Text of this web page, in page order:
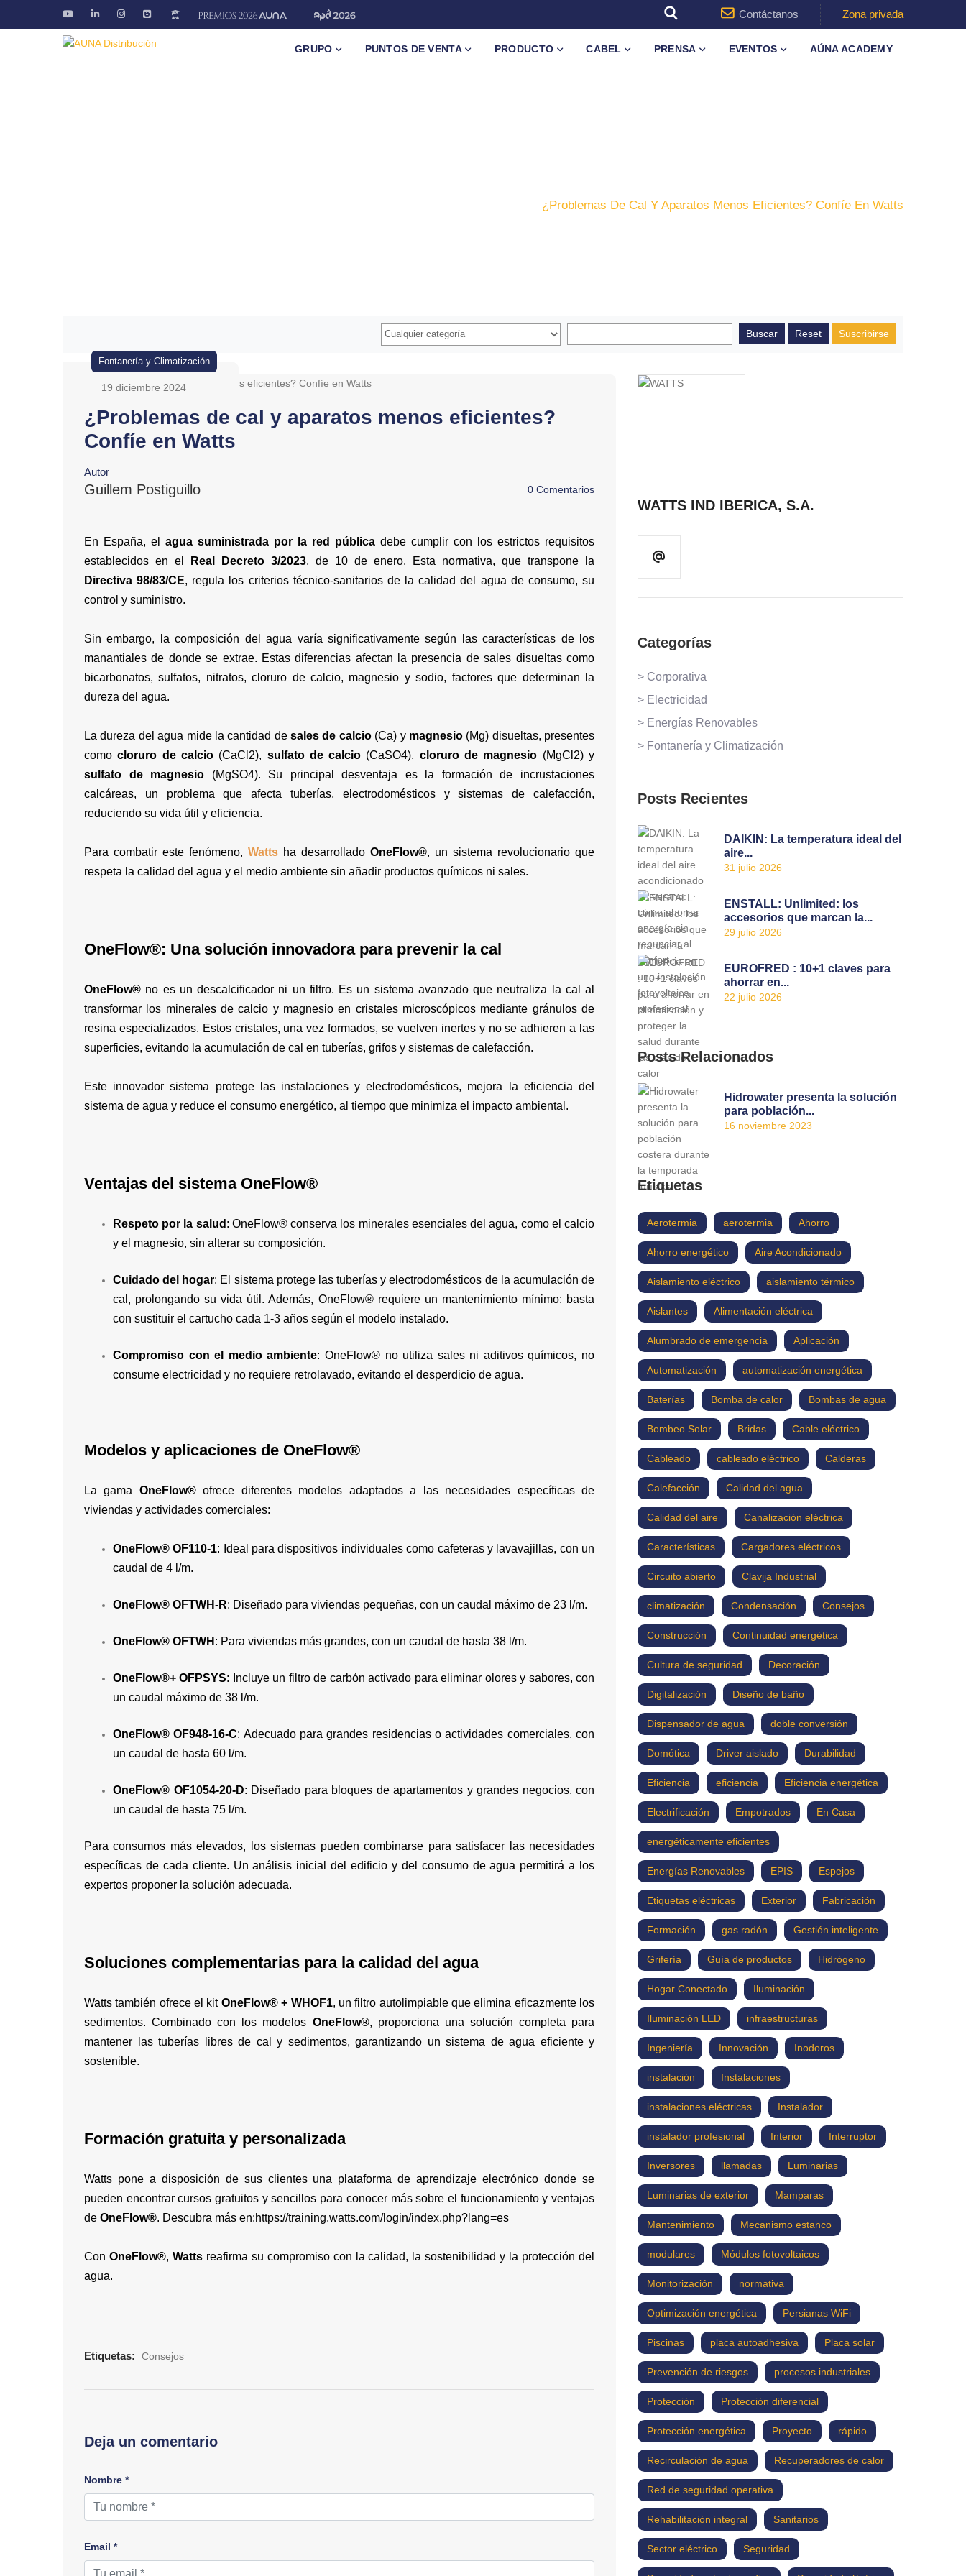
Contáctanos Zona privada
GRUPO PUNTOS DE VENTA PRODUCTO CABEL PRENSA EVENTOS AÚNA ACADEMY
¿Problemas De Cal Y Aparatos Menos Eficientes? Confíe En Watts
Suscribirse
Fontanería y Climatización
19 diciembre 2024
¿Problemas de cal y aparatos menos eficientes?
Confíe en Watts
Autor
Guillem Postiguillo 0 Comentarios
En España, el agua suministrada por la red pública debe cumplir con los estrictos requisitos
establecidos en el
Real Decreto 3/2023, de 10 de enero. Esta normativa, que transpone la
Directiva 98/83/CE, regula los criterios técnico-sanitarios de la calidad del agua de consumo, su
control y suministro.
Sin embargo, la composición del agua varía significativamente según las características de los
manantiales de donde se extrae. Estas diferencias afectan la presencia de sales disueltas como
bicarbonatos, sulfatos, nitratos, cloruro de calcio, magnesio y sodio, factores que determinan la
dureza del agua.
La dureza del agua mide la cantidad desales de calcio (Ca) y magnesio(Mg) disueltas, presentes
comocloruro de calcio (CaCl2), sulfato de calcio (CaSO4), cloruro de magnesio (MgCl2) y
sulfato de magnesio (MgSO4). Su principal desventaja es la formación de incrustaciones
calcáreas, un problema que afecta tuberías, electrodomésticos y sistemas de calefacción,
reduciendo su vida útil y eficiencia.
Para combatir este fenómeno, Watts ha desarrollado OneFlow®, un sistema revolucionario que
respeta la calidad del agua y el medio ambiente sin añadir productos químicos ni sales.
OneFlow®: Una solución innovadora para prevenir la cal
OneFlow® no es un descalcificador ni un filtro. Es un sistema avanzado que neutraliza la cal al
transformar los minerales de calcio y magnesio en cristales microscópicos mediante gránulos de
resina especializados. Estos cristales, una vez formados, se vuelven inertes y no se adhieren a las
superficies, evitando la acumulación de cal en tuberías, grifos y sistemas de calefacción.
Este innovador sistema protege las instalaciones y electrodomésticos, mejora la eficiencia del
sistema de agua y reduce el consumo energético, al tiempo que minimiza el impacto ambiental.
Ventajas del sistema OneFlow®
Respeto por la salud : OneFlow® conserva los minerales esenciales del agua, como el calcio
y el magnesio, sin alterar su composición.
Cuidado del hogar: El sistema protege las tuberías y electrodomésticos de la acumulación de
cal, prolongando su vida útil. Además, OneFlow® requiere un mantenimiento mínimo: basta
con sustituir el cartucho cada 1-3 años según el modelo instalado.
Compromiso con el medio ambiente: OneFlow® no utiliza sales ni aditivos químicos, no
consume electricidad y no requiere retrolavado, evitando el desperdicio de agua.
Modelos y aplicaciones de OneFlow®
La gama OneFlow®ofrece diferentes modelos adaptados a las necesidades específicas de
viviendas y actividades comerciales:
OneFlow® OF110-1: Ideal para dispositivos individuales como cafeteras y lavavajillas, con un
caudal de 4 l/m.
OneFlow® OFTWH-R: Diseñado para viviendas pequeñas, con un caudal máximo de 23 l/m.
OneFlow® OFTWH : Para viviendas más grandes, con un caudal de hasta 38 l/m.
OneFlow®+ OFPSYS: Incluye un filtro de carbón activado para eliminar olores y sabores, con
un caudal máximo de 38 l/m.
OneFlow® OF948-16-C: Adecuado para grandes residencias o actividades comerciales, con
un caudal de hasta 60 l/m.
OneFlow® OF1054-20-D: Diseñado para bloques de apartamentos y grandes negocios, con
un caudal de hasta 75 l/m.
Para consumos más elevados, los sistemas pueden combinarse para satisfacer las necesidades
específicas de cada cliente. Un análisis inicial del edificio y del consumo de agua permitirá a los
expertos proponer la solución adecuada.
Soluciones complementarias para la calidad del agua
Watts también ofrece el kit OneFlow® + WHOF1, un filtro autolimpiable que elimina eficazmente los
sedimentos. Combinado con los modelos OneFlow®, proporciona una solución completa para
mantener las tuberías libres de cal y sedimentos, garantizando un sistema de agua eficiente y
sostenible.
Formación gratuita y personalizada
Watts pone a disposición de sus clientes una plataforma de aprendizaje electrónico donde se
pueden encontrar cursos gratuitos y sencillos para conocer más sobre el funcionamiento y ventajas
de OneFlow®. Descubra más en:https://training.watts.com/login/index.php?lang=es
Con OneFlow®, Watts reafirma su compromiso con la calidad, la sostenibilidad y la protección del
agua.
Etiquetas: Consejos
Deja un comentario
Nombre *
Email *
WATTS IND IBERICA, S.A.
Categorías
> Corporativa
> Electricidad
> Energías Renovables
> Fontanería y Climatización
Posts Recientes
DAIKIN: La temperatura ideal del
aire...
31 julio 2026
ENSTALL: Unlimited: los
accesorios que marcan la...
29 julio 2026
EUROFRED : 10+1 claves para
ahorrar en...
22 julio 2026
Posts Relacionados
Hidrowater presenta la solución
para población...
16 noviembre 2023
Etiquetas
Aerotermia aerotermia Ahorro
Ahorro energético Aire Acondicionado
Aislamiento eléctrico aislamiento térmico
Aislantes Alimentación eléctrica
Alumbrado de emergencia Aplicación
Automatización automatización energética
Baterías Bomba de calor Bombas de agua
Bombeo Solar Bridas Cable eléctrico
Cableado cableado eléctrico Calderas
Calefacción Calidad del agua
Calidad del aire Canalización eléctrica
Características Cargadores eléctricos
Circuito abierto Clavija Industrial
climatización Condensación Consejos
Construcción Continuidad energética
Cultura de seguridad Decoración
Digitalización Diseño de baño
Dispensador de agua doble conversión
Domótica Driver aislado Durabilidad
Eficiencia eficiencia Eficiencia energética
Electrificación Empotrados En Casa
energéticamente eficientes
Energías Renovables EPIS Espejos
Etiquetas eléctricas Exterior Fabricación
Formación gas radón Gestión inteligente
Grifería Guía de productos Hidrógeno
Hogar Conectado Iluminación
Iluminación LED infraestructuras
Ingeniería Innovación Inodoros
instalación Instalaciones
instalaciones eléctricas Instalador
instalador profesional Interior Interruptor
Inversores llamadas Luminarias
Luminarias de exterior Mamparas
Mantenimiento Mecanismo estanco
modulares Módulos fotovoltaicos
Monitorización normativa
Optimización energética Persianas WiFi
Piscinas placa autoadhesiva Placa solar
Prevención de riesgos procesos industriales
Protección Protección diferencial
Protección energética Proyecto rápido
Recirculación de agua Recuperadores de calor
Red de seguridad operativa
Rehabilitación integral Sanitarios
Sector eléctrico Seguridad